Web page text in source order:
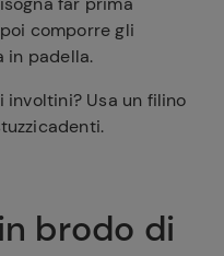
comporre gli
in padella.
Usa un filino
brodo di